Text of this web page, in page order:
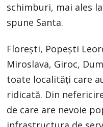
schimburi, mai ales
spune Santa.
Florești, Popești
Miroslava, Giroc,
toate localități care
ridicată. Din
de care are nevoie